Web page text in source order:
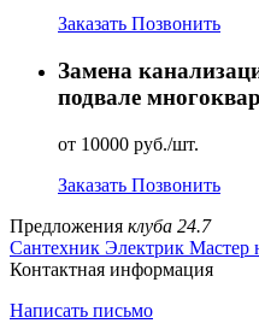
Заказать Позвонить
Замена
подвале
от 10000 руб./шт.
Заказать Позвонить
Предложения клуба 24.7
Сантехник Электрик Мастер
Контактная информация
Написать письмо